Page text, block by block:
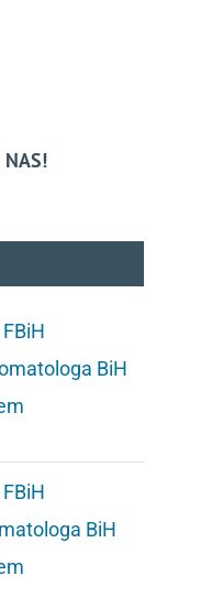
NAS!
BiH
BiH